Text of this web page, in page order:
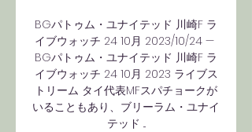
BGパトゥム・ユナイテッド 川崎F ラ
イブウォッチ 24 10月 2023/10/24 —
BGパトゥム・ユナイテッド 川崎F ラ
イブウォッチ 24 10月 2023 ライブス
トリーム タイ代表MFスパチョークが
いることもあり、ブリーラム・ユナイ
テッド ...